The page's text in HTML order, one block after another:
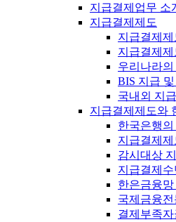
지급결제업무 소
지급결제제도
지급결제제
지급결제
우리나라
BIS 지급
국내외 지
지급결제제도와
한국은행
지급결제제
감시대상
지급결제
한은금융망
국제금융전
결제부족자